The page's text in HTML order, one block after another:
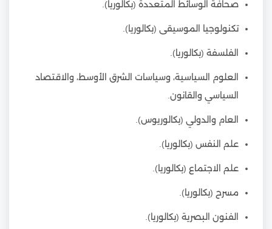
صحافة الوسائط المتعددة (بكالوريا).
تكنولوجيا الموسيقى (بكالوريا).
الفلسفة (بكالوريا).
العلوم السياسية، وسياسات الشرق الأوسط، والاقتصاد
السياسي والقانون.
العام والدولي (بكالوريوس).
علم النفس (بكالوريا).
علم الاجتماع (بكالوريا).
مسرح (بكالوريا).
الفنون البصرية (بكالوريا).